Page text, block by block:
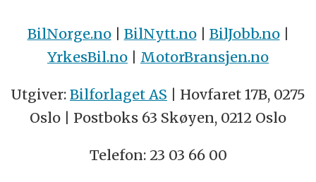
BilNorge.no| BilNytt.no| BilJobb.no|
YrkesBil.no | MotorBransjen.no
Utgiver: Bilforlaget AS | Hovfaret 17B, 0275
Oslo | Postboks 63 Skøyen, 0212 Oslo
Telefon: 23 03 66 00